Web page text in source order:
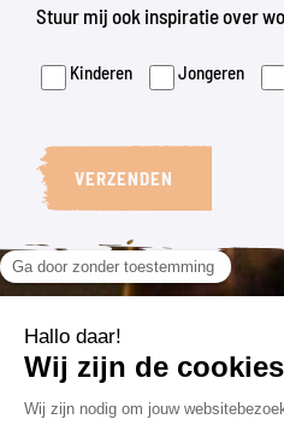
Stuur mij ook inspiratie over
Kinderen Jongeren
VERZENDEN